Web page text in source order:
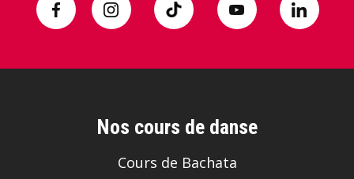
Nos cours de danse
Cours de Bachata